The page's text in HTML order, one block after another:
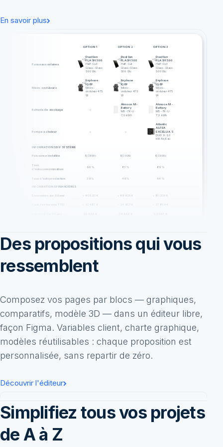
En savoir plus
OPTION 1 OPTION 2 OPTION 3
Panneaux solaires
×12
DualSun
FLASH 500
Half-Cut
Glass-Glass ·
500 Wc
×12
DualSun
FLASH 500
Half-Cut
Glass-Glass ·
500 Wc
×12
DualSun
FLASH 500
Half-Cut
Glass-Glass ·
500 Wc
Micro-onduleurs
×12
Enphase
IQ8P
Micro-
onduleur 475
W
×12
Enphase
IQ8P
Micro-
onduleur 475
W
×12
Enphase
IQ8P
Micro-
onduleur 475
W
Batterie de stockage –
Atmoce M-
Battery
MS-7K-U ·
7,0 kWh
Atmoce M-
Battery
MS-7K-U ·
7,0 kWh
Pompe à chaleur – –
Atlantic
ALFEA
EXCELLIA S
DUO 9 · 10
kW Air/Eau
INFORMATIONS DU SYSTÈME
Puissance installée 6,0 kWc 6,0 kWc 6,0 kWc
Taux
d'autoconsommation
66 % 83 % 89 %
Taux d'autoproduction 39 % 49 % 44 %
INFORMATIONS FINANCIÈRES
Économies sur 20 ans + 40 520 € + 49 405 € + 80 203 €
Coût des travaux TTC − 10 487 € − 14 907 € − 27 856 €
Des propositions qui vous
ressemblent
Composez vos pages par blocs — graphiques,
comparatifs, modèle 3D — dans un éditeur libre,
façon Figma. Variables client, charte graphique,
modèles réutilisables : chaque proposition est
personnalisée, sans repartir de zéro.
Découvrir l'éditeur
Soleva
ÉNERGIES Étude n° 2026-184
Un partenaire solaire
Nom du client
, voici l'étude conçue pour votre
maison à Ville
: dimensionnée sur votre toiture et votre
consommation réelle.
Ajouter
Rechercher un bloc…
Basique
Simplifiez tous vos projets
de A à Z